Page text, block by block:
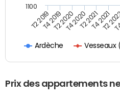
Ardèche Vesseaux
T2 2019T4 2019T2 2020T4 2020T2 2021T4 2021
T2
1100
Prix des appartements